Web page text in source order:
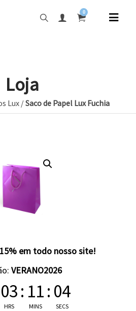
0
Loja
Lux/Saco de Papel Lux Fuchia
em todo nosso site!
VERANO2026
03
HRS
: 11
MINS
: 03
SECS